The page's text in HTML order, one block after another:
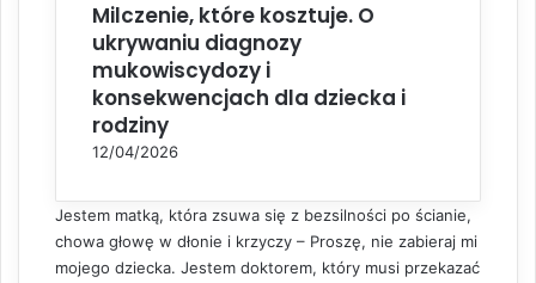
Milczenie, które kosztuje. O
ukrywaniu diagnozy
mukowiscydozy i
konsekwencjach dla dziecka i
rodziny
12/04/2026
Jestem matką, która zsuwa się z bezsilności po ścianie,
chowa głowę w dłonie i krzyczy – Proszę, nie zabieraj mi
mojego dziecka. Jestem doktorem, który musi przekazać